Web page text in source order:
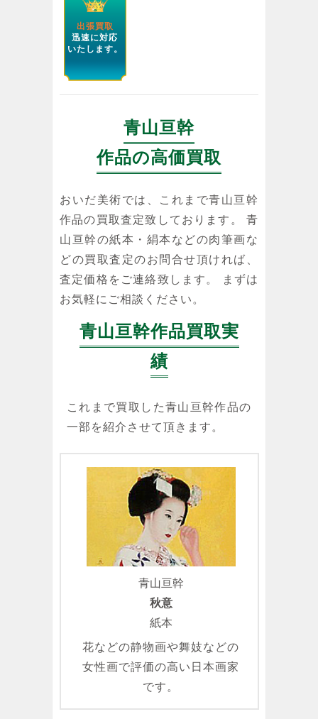
出張買取
迅速に対応
いたします。
青山亘幹
作品の高価買取
おいだ美術では、これまで青山亘幹
作品の買取査定致しております。 青
山亘幹の紙本・絹本などの肉筆画な
どの買取査定のお問合せ頂ければ、
査定価格をご連絡致します。 まずは
お気軽にご相談ください。
青山亘幹作品買取実
績
これまで買取した青山亘幹作品の
一部を紹介させて頂きます。
青山亘幹
秋意
紙本
花などの静物画や舞妓などの
女性画で評価の高い日本画家
です。